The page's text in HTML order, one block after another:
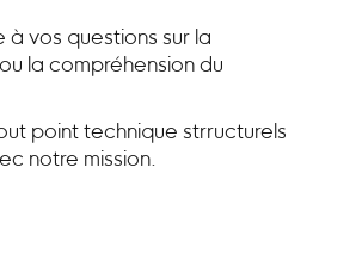
à vos questions sur la
la compréhension du
point technique strructurels
notre mission.